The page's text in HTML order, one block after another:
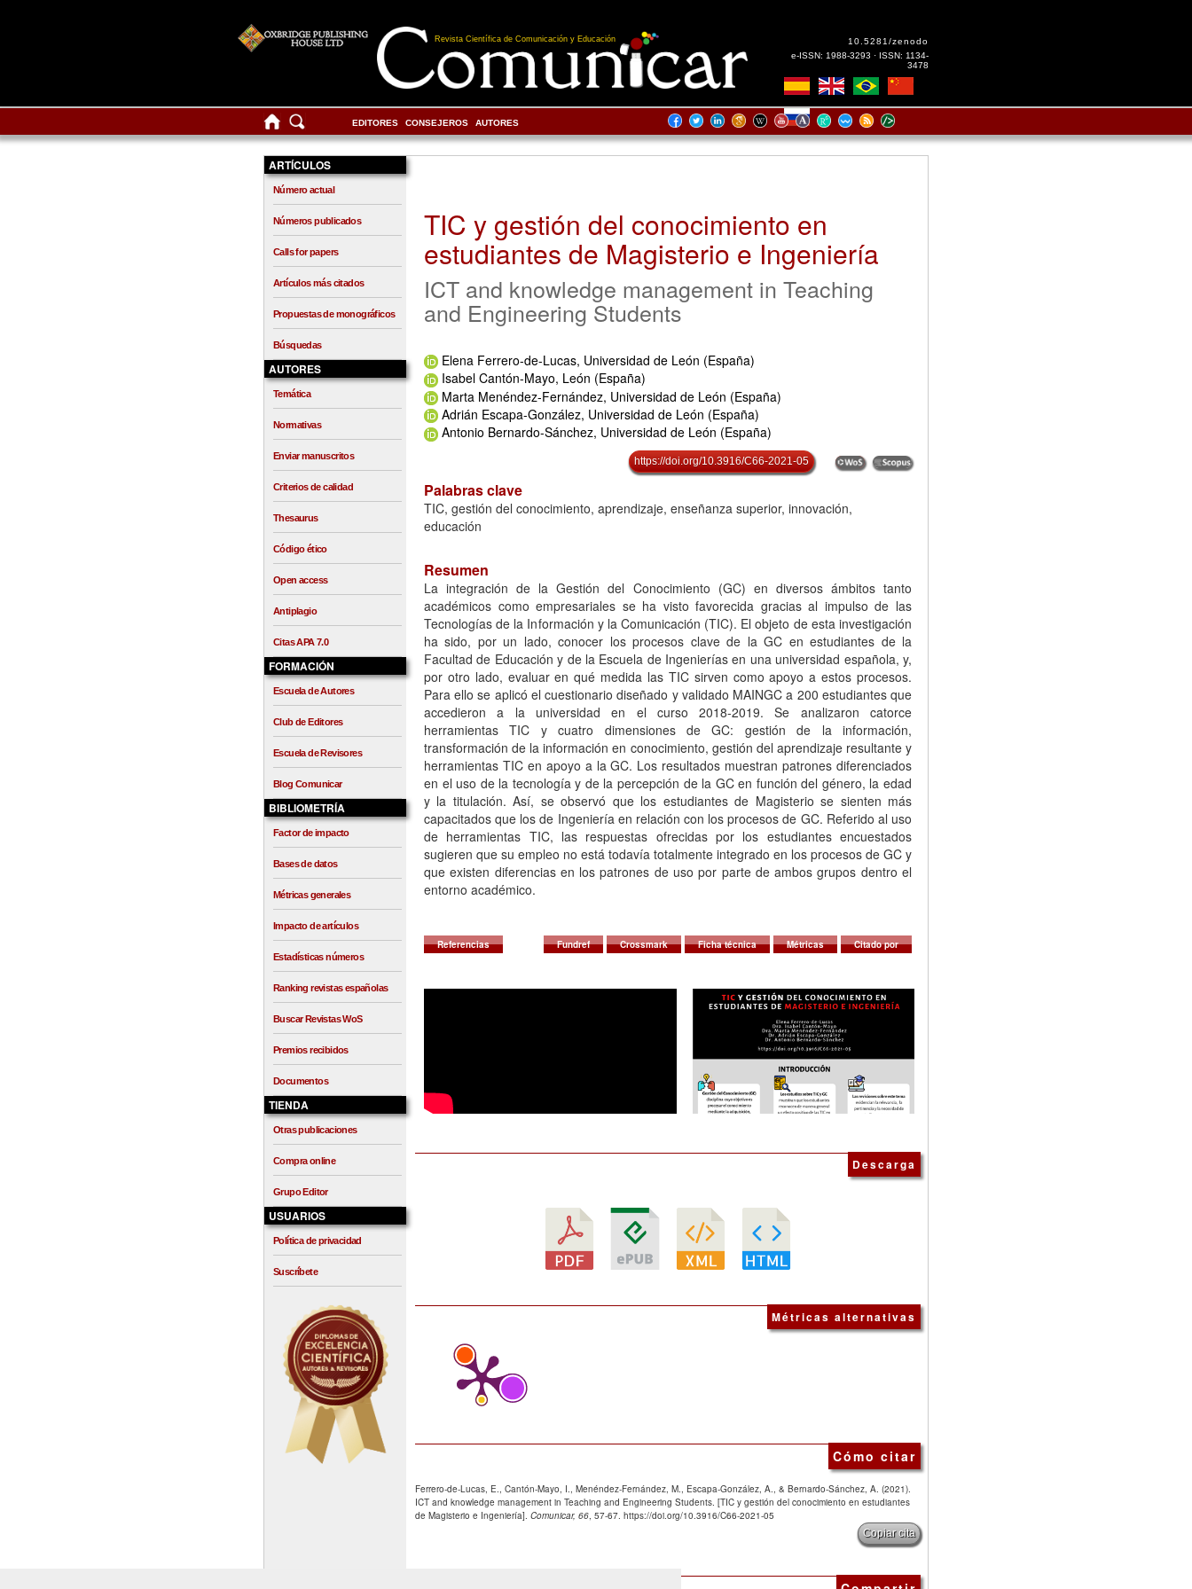
Revista Científica de Comunicación y Educación
10.5281/zenodo
e-ISSN: 1988-3293 · ISSN: 1134-
3478
EDITORES CONSEJEROS AUTORES
ARTÍCULOS
Número actual
Números publicados
Calls for papers
Artículos más citados
Propuestas de monográficos
Búsquedas
AUTORES
Temática
Normativas
Enviar manuscritos
Criterios de calidad
Thesaurus
Código ético
Open access
Antiplagio
Citas APA 7.0
FORMACIÓN
Escuela de Autores
Club de Editores
Escuela de Revisores
Blog Comunicar
BIBLIOMETRÍA
Factor de impacto
Bases de datos
Métricas generales
Impacto de artículos
Estadísticas números
Ranking revistas españolas
Buscar Revistas WoS
Premios recibidos
Documentos
TIENDA
Otras publicaciones
Compra online
Grupo Editor
USUARIOS
Política de privacidad
Suscríbete
TIC y gestión del conocimiento en
estudiantes de Magisterio e Ingeniería
ICT and knowledge management in Teaching
and Engineering Students
Elena Ferrero-de-Lucas, Universidad de León (España)
Isabel Cantón-Mayo, León (España)
Marta Menéndez-Fernández, Universidad de León (España)
Adrián Escapa-González, Universidad de León (España)
Antonio Bernardo-Sánchez, Universidad de León (España)
https://doi.org/10.3916/C66-2021-05
Palabras clave
TIC, gestión del conocimiento, aprendizaje, enseñanza superior, innovación,
educación
Resumen
La integración de la Gestión del Conocimiento (GC) en diversos ámbitos tanto
académicos como empresariales se ha visto favorecida gracias al impulso de las
Tecnologías de la Información y la Comunicación (TIC). El objeto de esta investigación
ha sido, por un lado, conocer los procesos clave de la GC en estudiantes de la
Facultad de Educación y de la Escuela de Ingenierías en una universidad española, y,
por otro lado, evaluar en qué medida las TIC sirven como apoyo a estos procesos.
Para ello se aplicó el cuestionario diseñado y validado MAINGC a 200 estudiantes que
accedieron a la universidad en el curso 2018-2019. Se analizaron catorce
herramientas TIC y cuatro dimensiones de GC: gestión de la información,
transformación de la información en conocimiento, gestión del aprendizaje resultante y
herramientas TIC en apoyo a la GC. Los resultados muestran patrones diferenciados
en el uso de la tecnología y de la percepción de la GC en función del género, la edad
y la titulación. Así, se observó que los estudiantes de Magisterio se sienten más
capacitados que los de Ingeniería en relación con los procesos de GC. Referido al uso
de herramientas TIC, las respuestas ofrecidas por los estudiantes encuestados
sugieren que su empleo no está todavía totalmente integrado en los procesos de GC y
que existen diferencias en los patrones de uso por parte de ambos grupos dentro el
entorno académico.
Referencias Fundref Crossmark Ficha técnica Métricas Citado por
Descarga
Métricas alternativas
Cómo citar
Ferrero-de-Lucas, E., Cantón-Mayo, I., Menéndez-Fernández, M., Escapa-González, A., & Bernardo-Sánchez, A. (2021).
ICT and knowledge management in Teaching and Engineering Students. [TIC y gestión del conocimiento en estudiantes
de Magisterio e Ingeniería]. Comunicar, 66 , 57-67. https://doi.org/10.3916/C66-2021-05
Copiar cita